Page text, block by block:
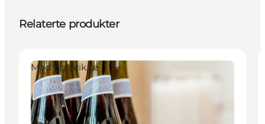
Relaterte produkter
Mad og drikke